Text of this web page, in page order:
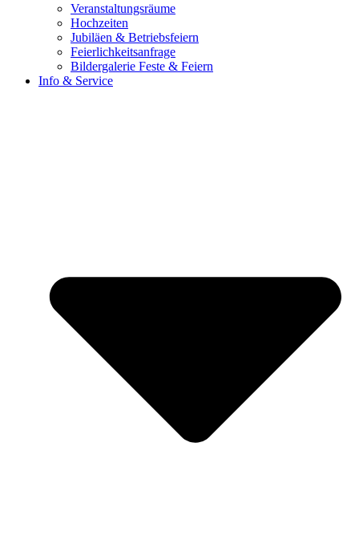
Veranstaltungsräume
Hochzeiten
Jubiläen & Betriebsfeiern
Feierlichkeitsanfrage
Bildergalerie Feste & Feiern
Info & Service